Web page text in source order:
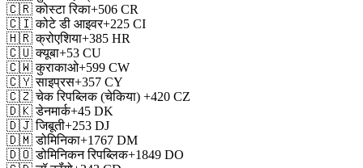
🇨🇷 कोस्टा रिका+506 CR
🇨🇮 कोटे डी आइवर+225 CI
🇭🇷 क्रोएशिया+385 HR
🇨🇺 क्यूबा+53 CU
🇨🇼 कुराकाओ+599 CW
🇨🇾 साइप्रस+357 CY
🇨🇿 चेक रिपब्लिक (चेकिया) +420 CZ
🇩🇰 डेनमार्क+45 DK
🇩🇯 जिबूती+253 DJ
🇩🇲 डोमिनिका+1767 DM
🇩🇴 डोमिनिकन रिपब्लिक+1849 DO